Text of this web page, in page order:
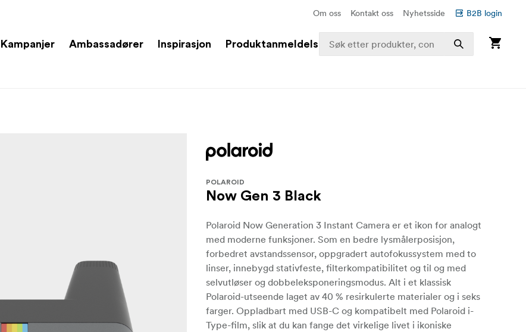
Om oss Kontakt oss Nyhetsside B2B login
Kampanjer Ambassadører Inspirasjon Produktanmeldelser
POLAROID
Now Gen 3 Black
Polaroid Now Generation 3 Instant Camera er et ikon for analogt
med moderne funksjoner. Som en bedre lysmålerposisjon,
forbedret avstandssensor, oppgradert autofokussystem med to
linser, innebygd stativfeste, filterkompatibilitet og til og med
selvutløser og dobbeleksponeringsmodus. Alt i et klassisk
Polaroid-utseende laget av 40 % resirkulerte materialer og i seks
farger. Oppladbart med USB-C og kompatibelt med Polaroid i-
Type-film, slik at du kan fange det virkelige livet i ikoniske